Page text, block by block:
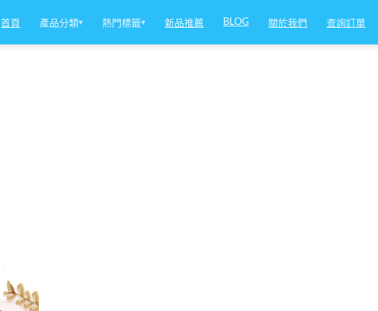
首頁 產品分類▾ 熱門標籤▾ 新品推薦 BLOG 關於我們 查詢訂單